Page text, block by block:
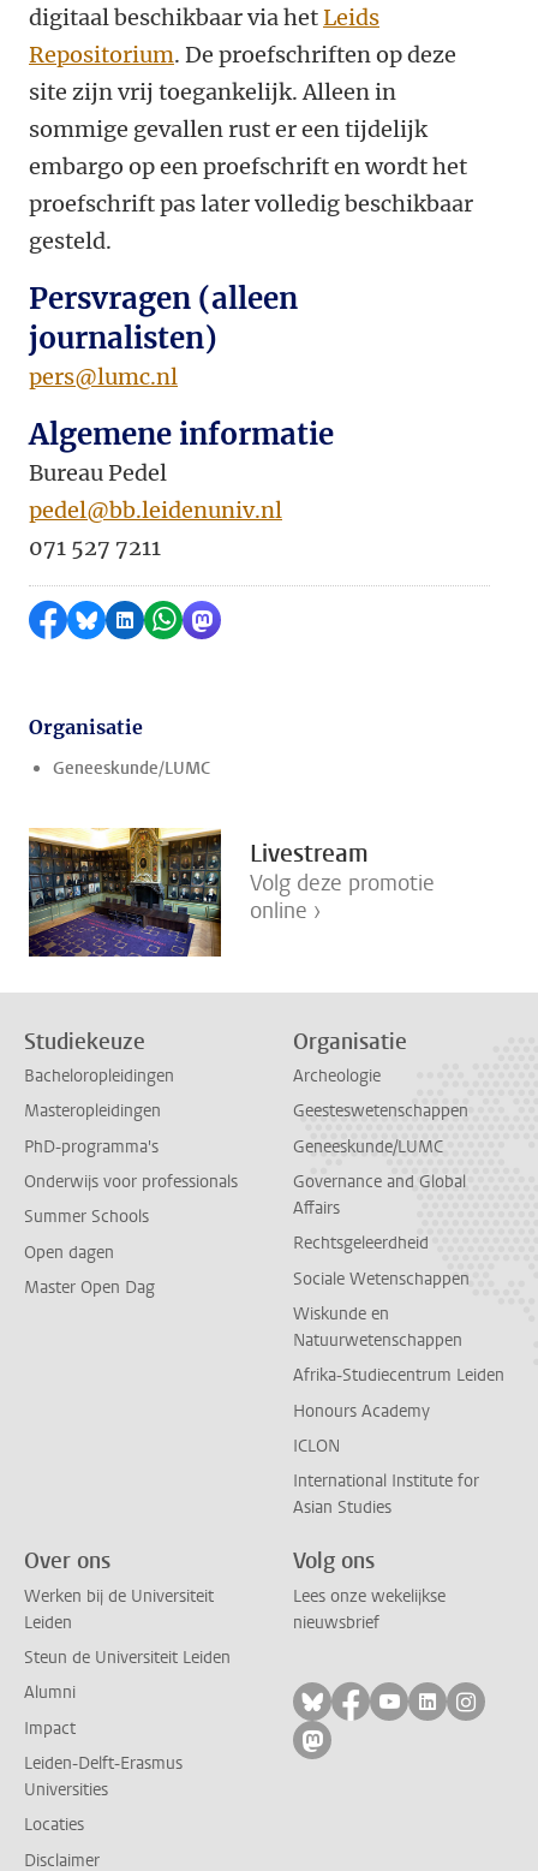
digitaal beschikbaar via hetLeids
Repositorium. De proefschriften op deze
site zijn vrij toegankelijk. Alleen in
sommige gevallen rust er een tijdelijk
embargo op een proefschrift en wordt het
proefschrift pas later volledig beschikbaar
gesteld.
Persvragen (alleen
journalisten)
pers@lumc.nl
Algemene informatie
Bureau Pedel
pedel@bb.leidenuniv.nl
071 527 7211
Delen op Facebook
Delen via Bluesky
Delen op LinkedIn
Delen via WhatsApp
Delen via Mastodon
Organisatie
Geneeskunde/LUMC
Livestream
Volg deze promotie
online ›
Studiekeuze
Bacheloropleidingen
Masteropleidingen
PhD-programma's
Onderwijs voor professionals
Summer Schools
Open dagen
Master Open Dag
Organisatie
Archeologie
Geesteswetenschappen
Geneeskunde/LUMC
Governance and Global
Affairs
Rechtsgeleerdheid
Sociale Wetenschappen
Wiskunde en
Natuurwetenschappen
Afrika-Studiecentrum Leiden
Honours Academy
ICLON
International Institute for
Asian Studies
Over ons
Werken bij de Universiteit
Leiden
Steun de Universiteit Leiden
Alumni
Impact
Leiden-Delft-Erasmus
Universities
Locaties
Disclaimer
Volg ons
Lees onze wekelijkse
nieuwsbrief
Volg ons op bluesky
Volg ons op
Volg ons op
Volg ons
Volg
Volg ons op mastodon